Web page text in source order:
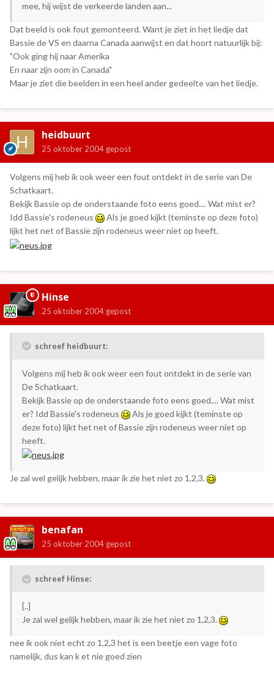
mee, hij wijst de verkeerde landen aan...
Dat beeld is ook fout gemonteerd. Want je ziet in het liedje dat
Bassie de VS en daarna Canada aanwijst en dat hoort natuurlijk bij:
"Ook ging hij naar Amerika
En naar zijn oom in Canada"
Maar je ziet die beelden in een heel ander gedeelte van het liedje.
heidbuurt
25 oktober 2004 gepost
Volgens mij heb ik ook weer een fout ontdekt in de serie van De
Schatkaart.
Bekijk Bassie op de onderstaande foto eens goed.... Wat mist er?
Idd Bassie's rodeneus
Als je goed kijkt (teminste op deze foto)
lijkt het net of Bassie zijn rodeneus weer niet op heeft.
Hinse
25 oktober 2004 gepost
schreef heidbuurt:
Volgens mij heb ik ook weer een fout ontdekt in de serie van
De Schatkaart.
Bekijk Bassie op de onderstaande foto eens goed.... Wat mist
er? Idd Bassie's rodeneus
Als je goed kijkt (teminste op
deze foto) lijkt het net of Bassie zijn rodeneus weer niet op
heeft.
Je zal wel gelijk hebben, maar ik zie het niet zo 1,2,3.
benafan
25 oktober 2004 gepost
schreef Hinse:
[..]
Je zal wel gelijk hebben, maar ik zie het niet zo 1,2,3.
nee ik ook niet echt zo 1,2,3 het is een beetje een vage foto
namelijk, dus kan k et nie goed zien